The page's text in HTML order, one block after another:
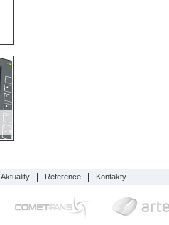
Aktuality Reference Kontakty